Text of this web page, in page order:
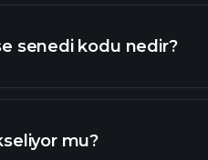
senedi kodu nedir?
mu?